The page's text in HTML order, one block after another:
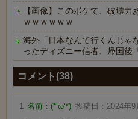
【画像】このボケて、破壊
ｗｗｗｗｗｗ
海外「日本なんて行くんじゃ
ったディズニー信者、帰国後
Powered by livedoor 相互RSS
コメント(38)
1 名前： (*‘ω‘*) 投稿日： 2024年